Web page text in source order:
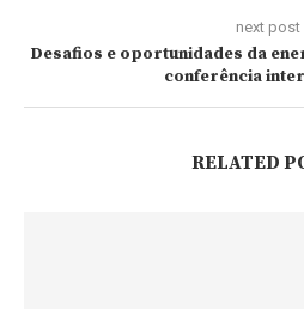
next post
Desafios e oportunidades da
conferência
RELATED